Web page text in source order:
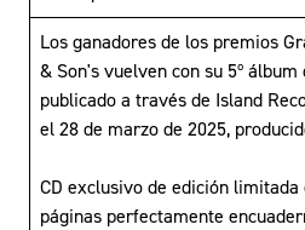
Los ganadores de los premios
& Son's vuelven con su 5º
publicado a través de Island
el 28 de marzo de 2025,
CD exclusivo de edición limitada
páginas perfectamente